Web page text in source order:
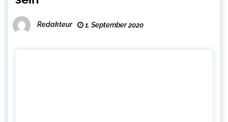
Redakteur 1. September 2020